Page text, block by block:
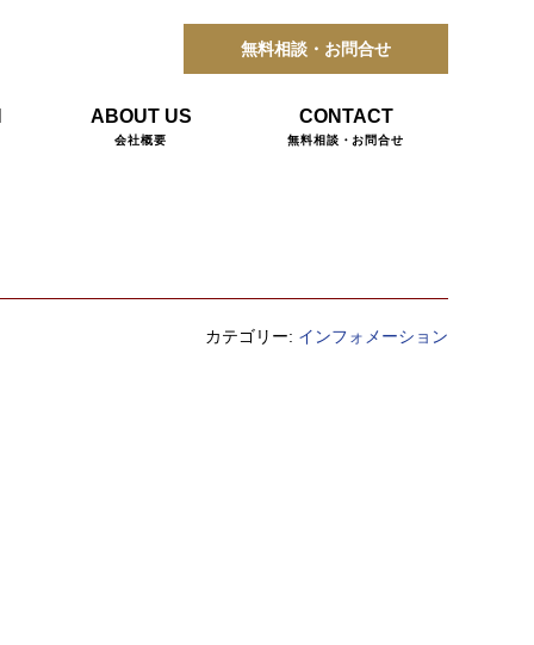
無料相談・お問合せ
ABOUT US
会社概要
CONTACT
無料相談・お問合せ
カテゴリー: インフォメーション